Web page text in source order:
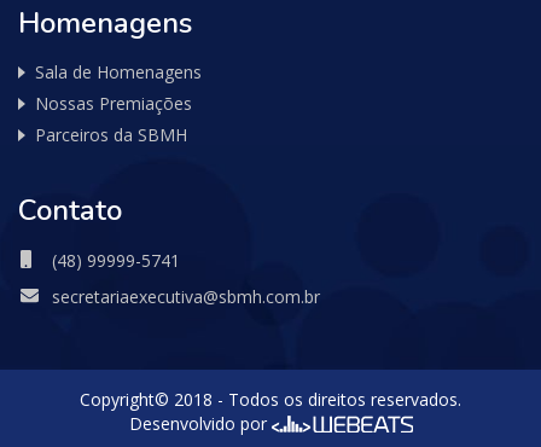
Homenagens
Sala de Homenagens
Nossas Premiações
Parceiros da SBMH
Contato
(48) 99999-5741
secretariaexecutiva@sbmh.com.br
Copyright© 2018 - Todos os direitos reservados.
Desenvolvido por